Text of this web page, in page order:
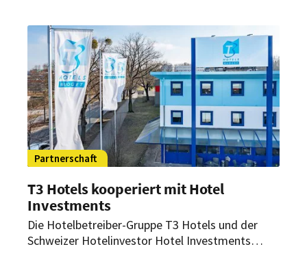
können Hoteliers und Reiseanbieter in direkten
Kontakt ohne Zwischenhändler treten.
Partnerschaft
T3 Hotels kooperiert mit Hotel
Investments
Die Hotelbetreiber-Gruppe T3 Hotels und der
Schweizer Hotelinvestor Hotel Investments